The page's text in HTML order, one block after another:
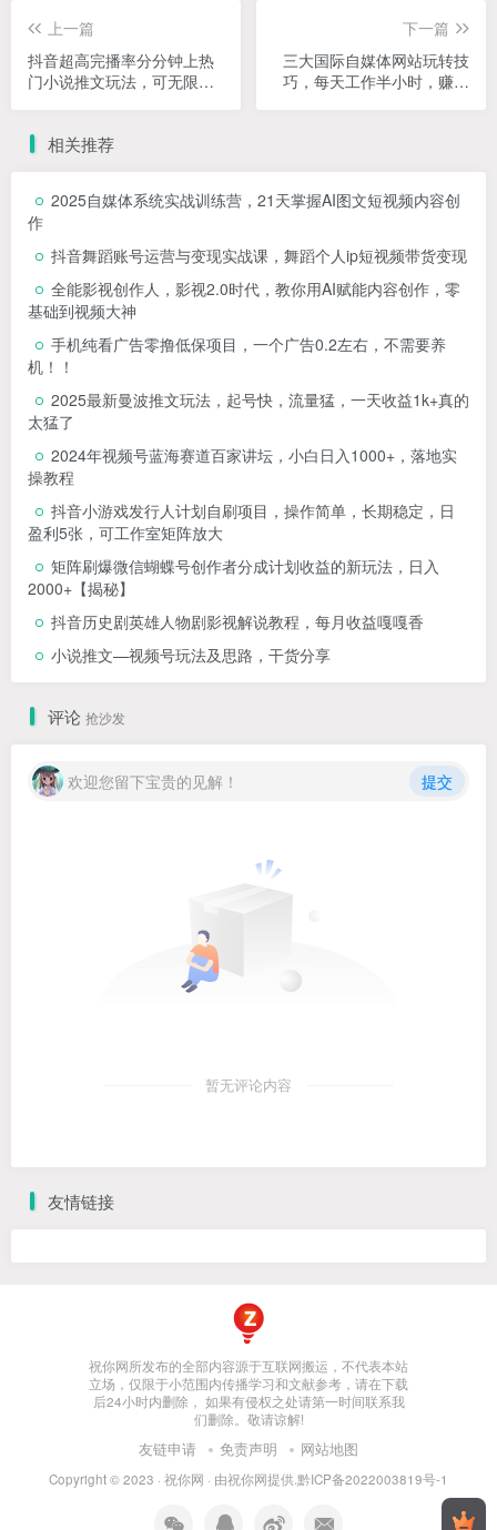
上一篇
抖音超高完播率分分钟上热
门小说推文玩法，可无限放
下一篇
三大国际自媒体网站玩转技
巧，每天工作半小时，赚取
相关推荐
2025自媒体系统实战训练营，21天掌握AI图文短视频内容创
作
抖音舞蹈账号运营与变现实战课，舞蹈个人ip短视频带货变现
全能影视创作人，影视2.0时代，教你用AI赋能内容创作，​零
基础到视频大神
手机纯看广告零撸低保项目，一个广告0.2左右，不需要养
机！！
2025最新曼波推文玩法，起号快，流量猛，一天收益1k+真的
太猛了
2024年视频号蓝海赛道百家讲坛，小白日入1000+，落地实
操教程
抖音小游戏发行人计划自刷项目，操作简单，长期稳定，日
盈利5张，可工作室矩阵放大
矩阵刷爆微信蝴蝶号创作者分成计划收益的新玩法，日入
2000+【揭秘】
抖音历史剧英雄人物剧影视解说教程，每月收益嘎嘎香
小说推文—视频号玩法及思路，干货分享
评论 抢沙发
欢迎您留下宝贵的见解！ 提交
暂无评论内容
友情链接
祝你网所发布的全部内容源于互联网搬运，不代表本站
立场，仅限于小范围内传播学习和文献参考，请在下载
后24小时内删除， 如果有侵权之处请第一时间联系我
们删除。敬请谅解!
友链申请 免责声明 网站地图
Copyright © 2023 · 祝你网 · 由祝你网提供.黔ICP备2022003819号-1